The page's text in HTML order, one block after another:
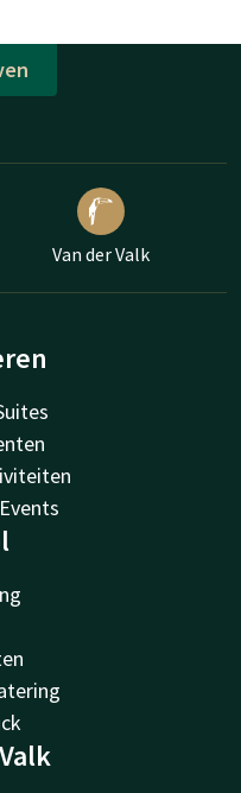
Van der Valk